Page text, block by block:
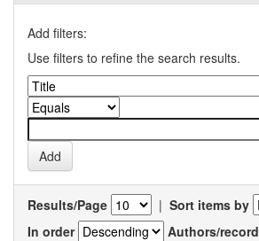
Add filters:
Use filters to refine the search results.
Results/Page | Sort items by
In order
Authors/record